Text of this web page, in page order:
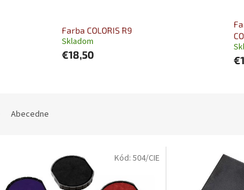
Farba COLORIS R9
Skladom
€18,50
Abecedne
Kód: 504/CIE